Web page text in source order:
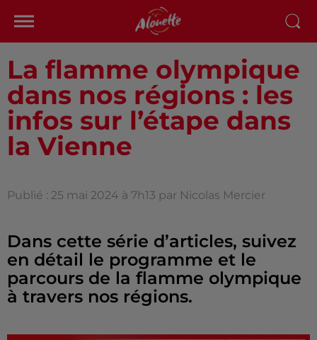
La flamme olympique
dans nos régions : les
infos sur l’étape dans
la Vienne
Publié : 25 mai 2024 à 7h13 par Nicolas Mercier
Dans cette série d’articles, suivez
en détail le programme et le
parcours de la flamme olympique
à travers nos régions.